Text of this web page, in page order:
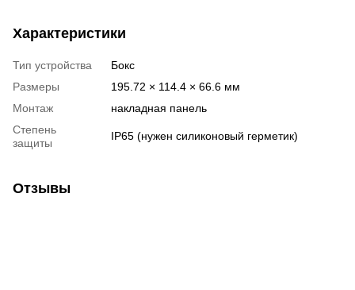
Характеристики
Тип устройства
Бокс
Размеры
195.72 × 114.4 × 66.6 мм
Монтаж
накладная панель
Степень
защиты
IP65 (нужен силиконовый герметик)
Отзывы